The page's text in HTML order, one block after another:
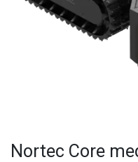
Nortec Core